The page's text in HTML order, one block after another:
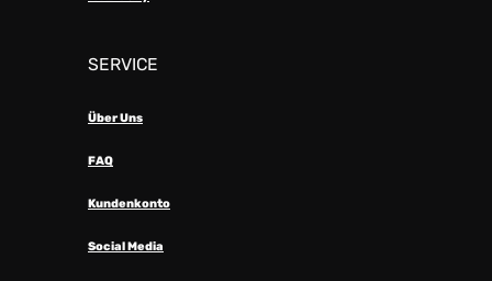
SERVICE
Über Uns
FAQ
Kundenkonto
Social Media